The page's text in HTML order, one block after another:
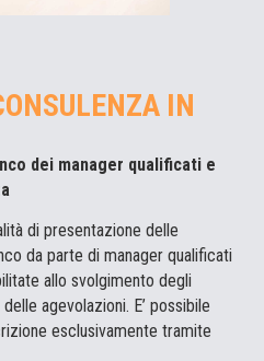
IN
dei manager qualificati e
di presentazione delle
da parte di manager qualificati
allo svolgimento degli
agevolazioni. E’ possibile
esclusivamente tramite